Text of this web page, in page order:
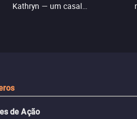
Kathryn — um casal
de Ação